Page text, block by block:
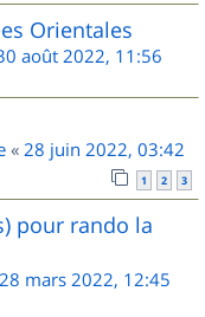
Orientales
août 2022, 11:56
« 28 juin 2022, 03:42
1 2 3
pour rando la
28 mars 2022, 12:45